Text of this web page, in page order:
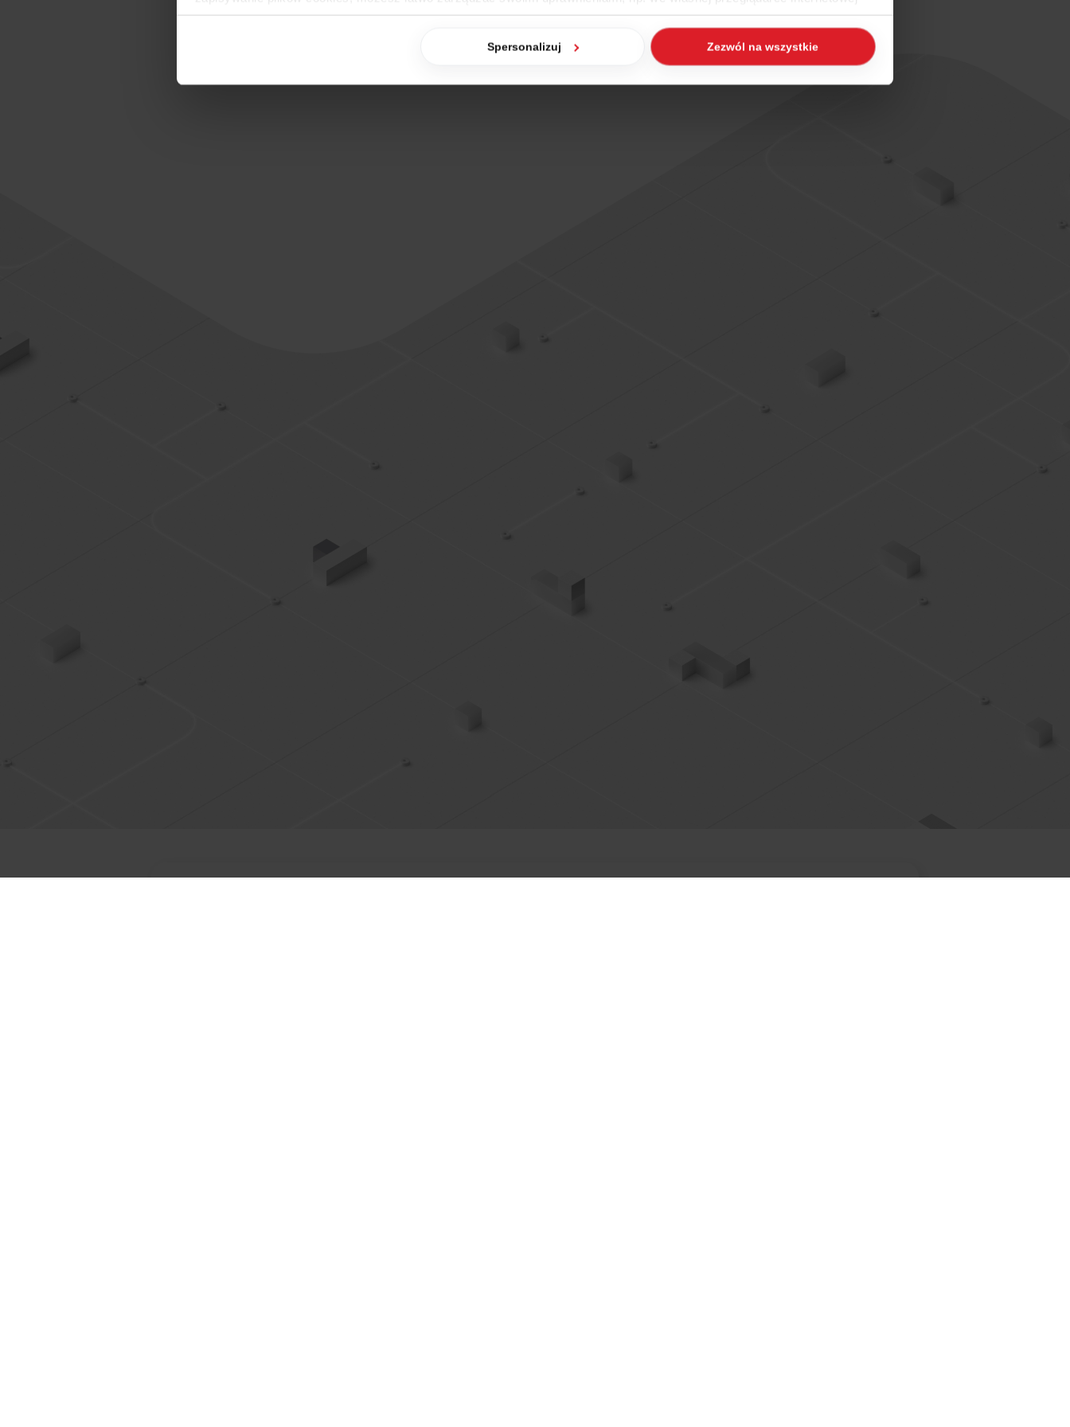
lub po wybraniu opcji Zarządzaj cookies. Szczegółowe informacje na ten temat znajdziesz w naszejPolityce Cookiesi
Spersonalizuj Zezwól na wszystkie